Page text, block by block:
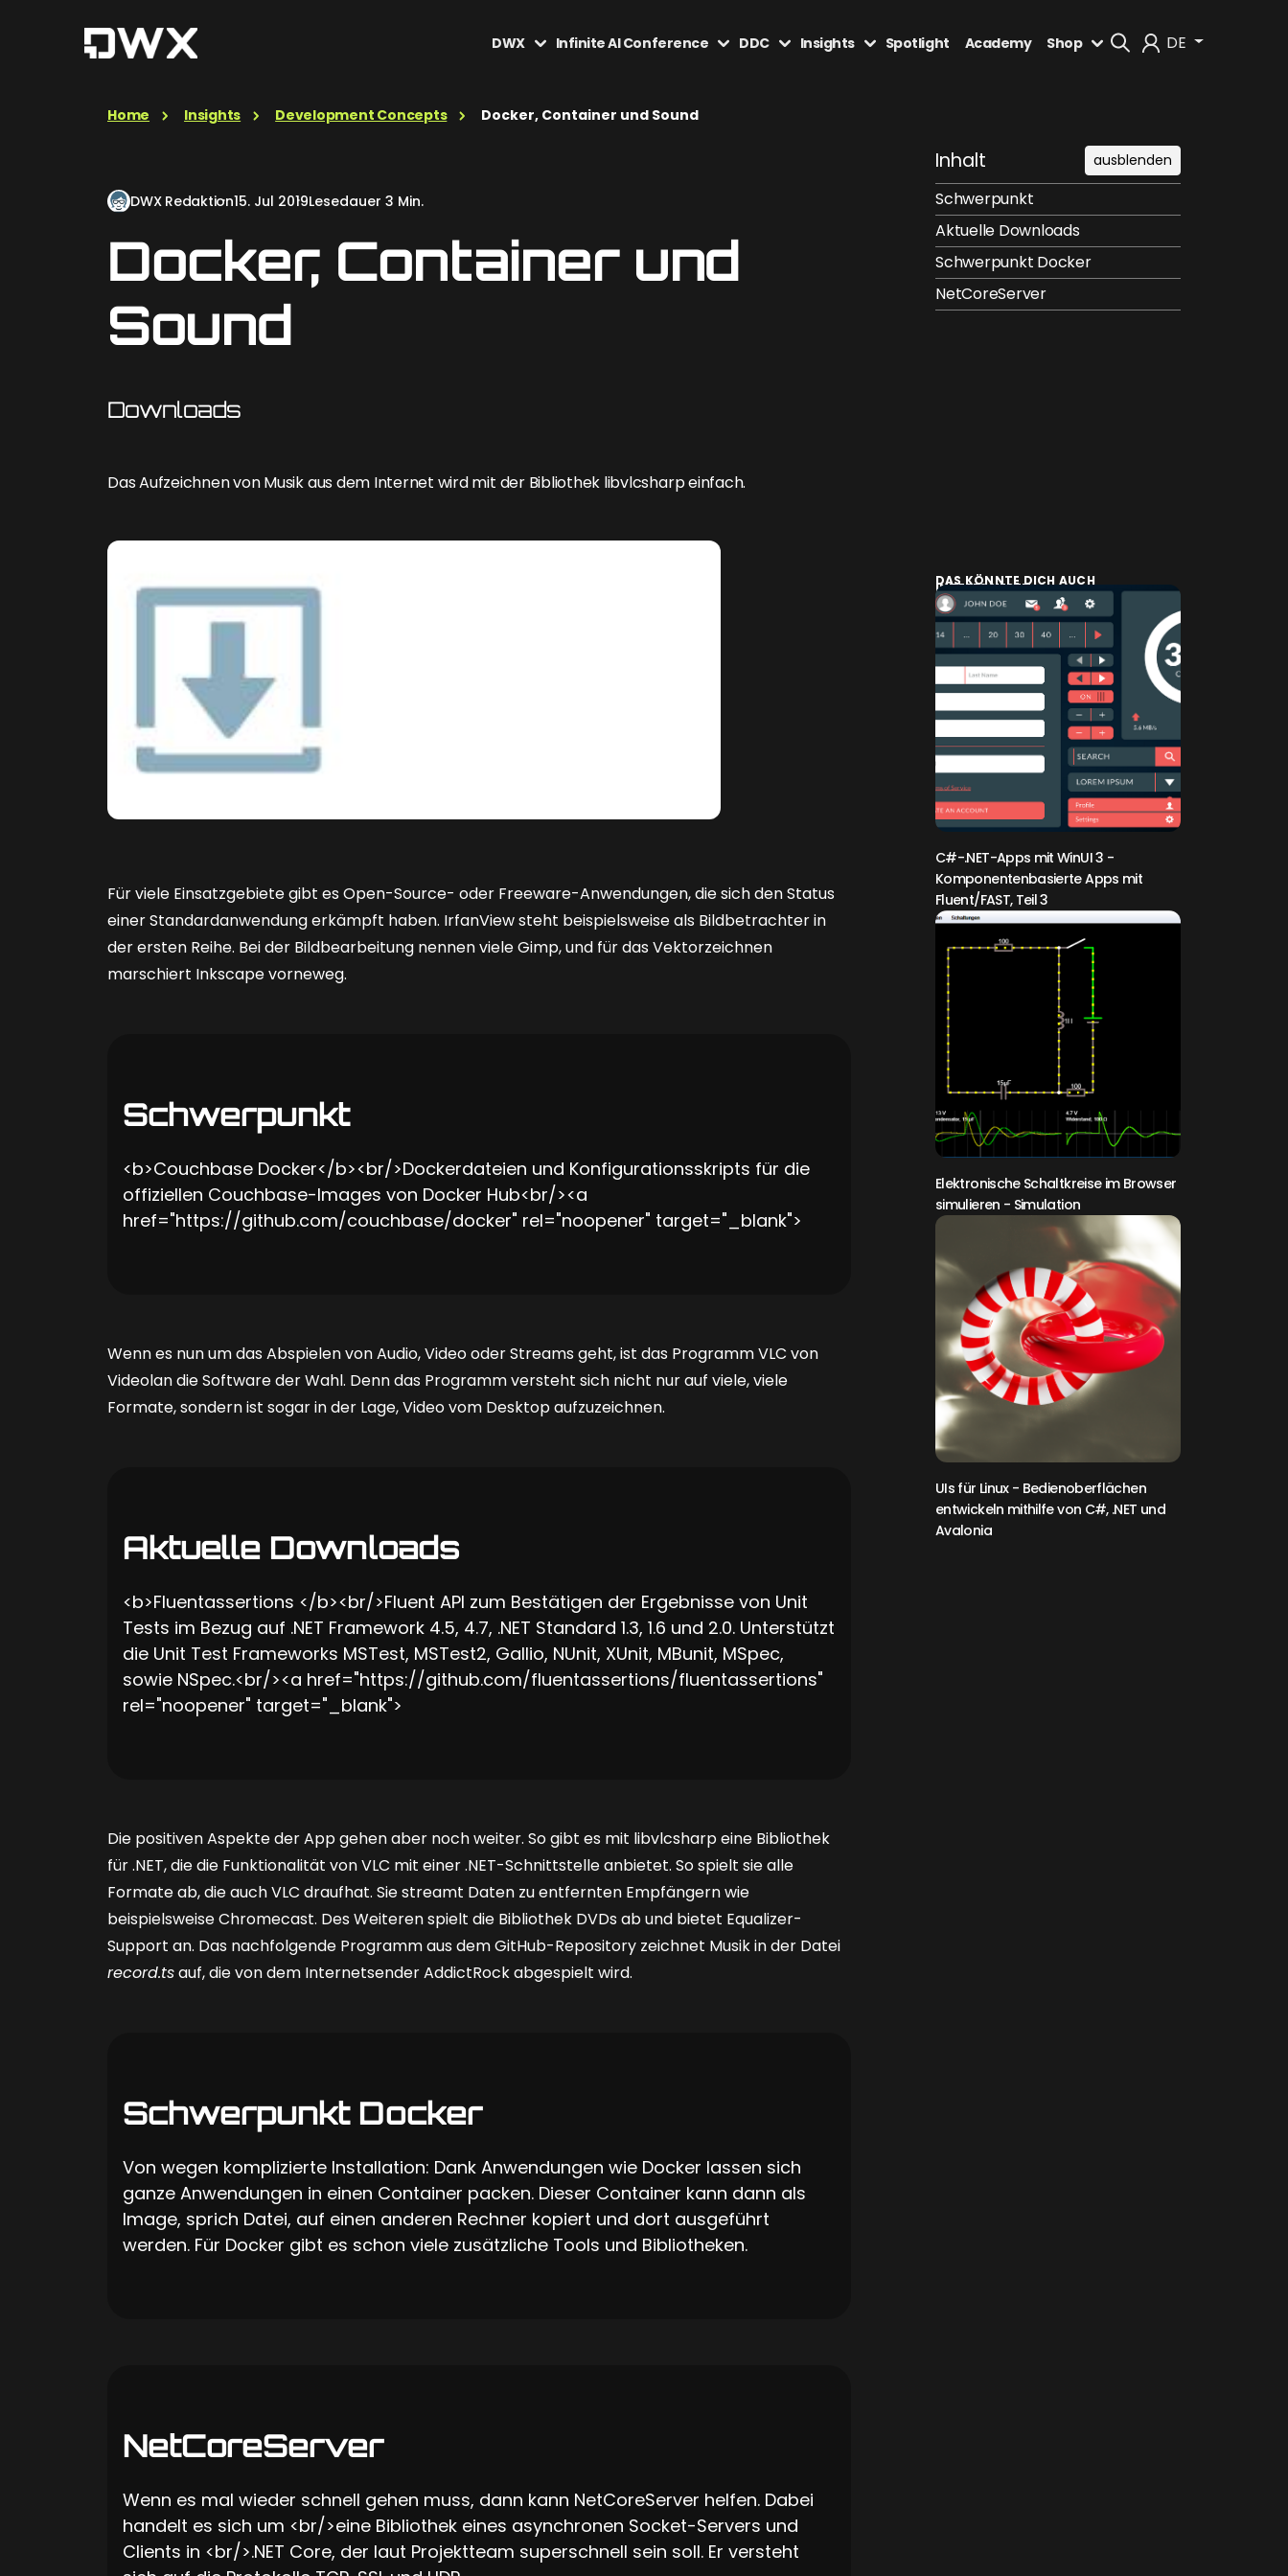
Abmelden
DE
DWX Infinite AI Conference DDC Insights Spotlight Academy Shop
Home Insights Development Concepts Docker, Container und Sound
DWX Redaktion15. Jul 2019Lesedauer 3 Min.
Docker, Container und
Sound
Downloads
Das Aufzeichnen von Musik aus dem Internet wird mit der Bibliothek libvlcsharp einfach.
Für viele Einsatzgebiete gibt es Open-Source- oder Freeware-Anwendungen, die sich den Status
einer Standardanwendung erkämpft haben. IrfanView steht beispielsweise als Bildbetrachter in
der ersten Reihe. Bei der Bildbearbeitung nennen viele Gimp, und für das Vektorzeichnen
marschiert Inkscape vorneweg.
Schwerpunkt
<b>Couchbase Docker</b><br/>Dockerdateien und Konfigurationsskripts für die
offiziellen Couchbase-Images von Docker Hub<br/><a
href="https://github.com/couchbase/docker" rel="noopener" target="_blank">
Wenn es nun um das Abspielen von Audio, Video oder Streams geht, ist das Programm VLC von
Videolan die Software der Wahl. Denn das Programm versteht sich nicht nur auf viele, viele
Formate, sondern ist sogar in der Lage, Video vom Desktop aufzuzeichnen.
Aktuelle Downloads
<b>Fluentassertions </b><br/>Fluent API zum Bestätigen der Ergebnisse von Unit
Tests im Bezug auf .NET Framework 4.5, 4.7, .NET Standard 1.3, 1.6 und 2.0. Unterstützt
die Unit Test Frameworks MSTest, MSTest2, Gallio, NUnit, XUnit, MBunit, MSpec,
sowie NSpec.<br/><a href="https://github.com/fluentassertions/fluentassertions"
rel="noopener" target="_blank">
Die positiven Aspekte der App gehen aber noch weiter. So gibt es mit libvlcsharp eine Bibliothek
für .NET, die die Funktionalität von VLC mit einer .NET-Schnittstelle anbietet. So spielt sie alle
Formate ab, die auch VLC draufhat. Sie streamt Daten zu entfernten Empfängern wie
beispielsweise Chrome­cast. Des Weiteren spielt die Bibliothek DVDs ab und bietet Equalizer-
Support an. Das nachfolgende Programm aus dem GitHub-Repository zeichnet Musik in der Datei
record.tsauf, die von dem Internetsender AddictRock abgespielt wird.
Schwerpunkt Docker
Von wegen komplizierte Installation: Dank Anwendungen wie Docker lassen sich
ganze Anwendungen in einen Container packen. Dieser Container kann dann als
Image, sprich Datei, auf einen anderen Rechner kopiert und dort ausgeführt
werden. Für Docker gibt es schon viele zusätzliche Tools und Bibliotheken.
NetCoreServer
Wenn es mal wieder schnell gehen muss, dann kann NetCoreServer helfen. Dabei
handelt es sich um <br/>eine Bibliothek eines asynchronen Socket-Servers und
Clients in <br/>.NET Core, der laut Projektteam superschnell sein soll. Er versteht
Inhalt ausblenden
Schwerpunkt
Aktuelle Downloads
Schwerpunkt Docker
NetCoreServer
DAS KÖNNTE DICH AUCH
INTERESSIEREN:
C#-.NET-Apps mit WinUI 3 -
Komponentenbasierte Apps mit
Fluent/FAST, Teil 3
Elektronische Schaltkreise im Browser
simulieren - Simulation
UIs für Linux - Bedienoberflächen
entwickeln mithilfe von C#, .NET und
Avalonia